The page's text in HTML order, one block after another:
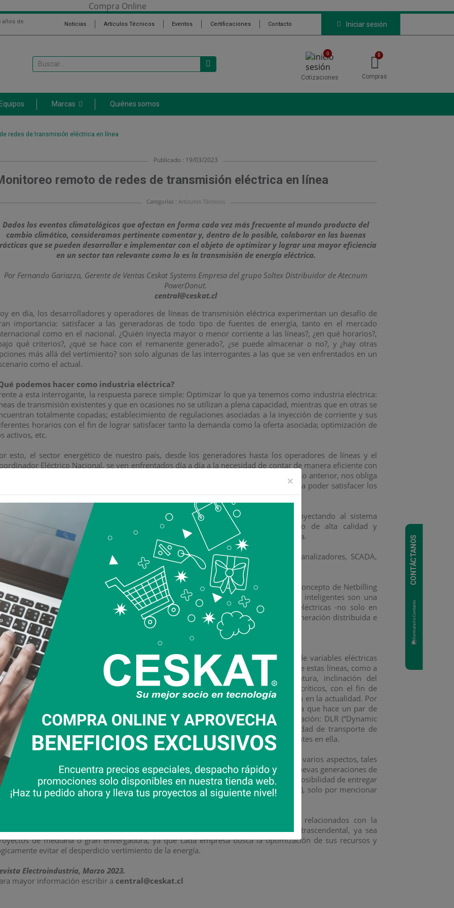
años de
Noticias Artículos Técnicos Eventos Certificaciones Contacto Iniciar sesión
0
Cotizaciones Compras
Marcas Quiénes somos
redes de transmisión eléctrica en línea
Publicado : 19/03/2023
remoto de redes de transmisión eléctrica en línea
Categorías : Artículos Técnicos
Dados los eventos climatológicos que afectan en forma cada vez más frecuente al mundo producto del
cambio climático, consideramos pertinente comentar y, dentro de lo posible, colaborar en las buenas
que se pueden desarrollar e implementar con el objeto de optimizar y lograr una mayor eficiencia
en un sector tan relevante como lo es la transmisión de energía eléctrica.
Por Fernando Gariazzo, Gerente de Ventas Ceskat Systems Empresa del grupo Soltex Distribuidor de Atecnum
PowerDonut.
central@ceskat.cl
en día, los desarrolladores y operadores de líneas de transmisión eléctrica experimentan un desafío de
importancia: satisfacer a las generadoras de todo tipo de fuentes de energía, tanto en el mercado
como en el nacional. ¿Quién inyecta mayor o menor corriente a las líneas?, ¿en qué horarios?,
qué criterios?, ¿qué se hace con el remanente generado?, ¿se puede almacenar o no?, y ¿hay otras
más allá del vertimiento? son solo algunas de las interrogantes a las que se ven enfrentados en un
como el actual.
podemos hacer como industria eléctrica?
a esta interrogante, la respuesta parece simple: Optimizar lo que ya tenemos como industria eléctrica:
de transmisión existentes y que en ocasiones no se utilizan a plena capacidad, mientras que en otras se
totalmente copadas; establecimiento de regulaciones asociadas a la inyección de corriente y sus
horarios con el fin de lograr satisfacer tanto la demanda como la oferta asociada; optimización de
activos, etc.
esto, el sector energético de nuestro país, desde los generadores hasta los operadores de líneas y el
Eléctrico Nacional, se ven enfrentados día a día a la necesidad de contar de manera eficiente con
datos específicos, instantáneos, oportunos y precisos para la toma de decisiones. Todo lo anterior, nos obliga
a contar con sistemas de comunicación robustos que provean información certera para poder satisfacer los
e intereses de los distintos actores involucrados.
La gran presencia de proyectos de energías renovables intermitentes que están inyectando al sistema
interconectado (solar, eólica, etc.) implican la necesidad de instalar equipamiento de alta calidad y
confiabilidad, para utilizarlos en la supervisión de los sistemas de transmisión de energía.
esto, fabricantes internacionales están ofreciendo equipos tales como sensores, analizadores, SCADA,
entre otros, para cumplir con las necesidades del mercado eléctrico nacional.
De hecho, y haciendo un paralelo a una escala más doméstica, en lo que se refiere al concepto de Netbilling
la distribución en redes locales, hoy en día la utilización de medidores eléctricos inteligentes son una
permitiendo hoy por hoy nuevas alternativas de supervisión a las redes eléctricas -no solo en
sino también en distribución-, cada día más dinámicas, con fuentes de generación distribuida e
en una amplia área geográfica.
importancia de DLR
el sector energético nacional ya cuenta con equipos de medición de variables eléctricas
funcionando y trabajando en la entrega de información tanto a los dueños de estas líneas, como a
organismos reguladores. Podemos destacar hoy en día sensores de temperatura, inclinación del
voltaje y corriente, como también las variables ambientales en tendidos críticos, con el fin de
frente a los distintos factores a los cuales se ve expuesta una línea de transmisión en la actualidad. Por
y de acuerdo a las nuevas normativas y requerimientos internacionales, una sigla que hace un par de
no exigía mayor importancia ni conocimiento es ahora prácticamente una obligación: DLR (“Dynamic
Rating”, balanceo dinámico de línea), cuyo objetivo final es aumentar la capacidad de transporte de
energía en redes de transmisión eléctrica en función de las variables ambientales presentes en ella.
Una de las razones para la utilización de esta tecnología es la flexibilidad que otorga en varios aspectos, tales
como la facilidad de instalación, los nuevos rangos de operación que presentarán las nuevas generaciones de
unidades tipo PowerDonut (50 A), la redundancia crítica en la transmisión de datos, la posibilidad de entregar
en diferentes protocolos de comunicación (como, por ejemplo, IEC 61850), solo por mencionar
La tendencia mundial indica que para lograr éxito en el desarrollo de proyectos relacionados con la
de energía eléctrica, la información que se pueda obtener de estas es trascendental, ya sea
de mediana o gran envergadura, ya que cada empresa busca la optimización de sus recursos y
evitar el desperdicio vertimiento de la energía.
Electroindustria, Marzo 2023.
mayor información escribir a central@ceskat.cl
CONTÁCTANOS
×